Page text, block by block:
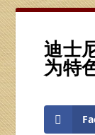
迪士
为特